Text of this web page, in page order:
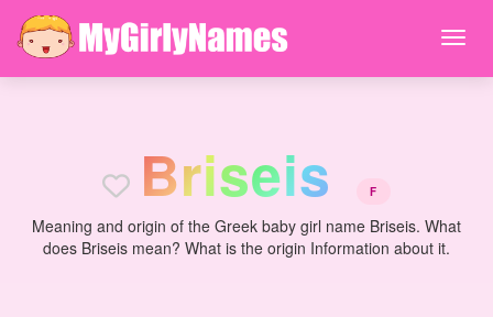
Briseis F
Meaning and origin of the Greek baby girl name Briseis. What
does Briseis mean? What is the origin Information about it.